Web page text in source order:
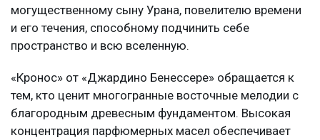
могущественному сыну Урана, повелителю времени
и его течения, способному подчинить себе
пространство и всю вселенную.
«Кронос» от «Джардино Бенессере» обращается к
тем, кто ценит многогранные восточные мелодии с
благородным древесным фундаментом. Высокая
концентрация парфюмерных масел обеспечивает